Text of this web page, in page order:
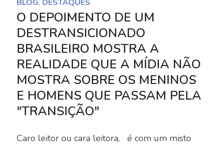
BLOG, DESTAQUES
O DEPOIMENTO DE UM
DESTRANSICIONADO
BRASILEIRO MOSTRA A
REALIDADE QUE A MÍDIA NÃO
MOSTRA SOBRE OS MENINOS
E HOMENS QUE PASSAM PELA
"TRANSIÇÃO"
Caro leitor ou cara leitora, é com um misto